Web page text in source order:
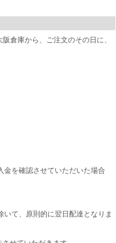
倉庫から、ご注文のその日に、
を確認させていただいた場合
て、原則的に翌日配達となりま